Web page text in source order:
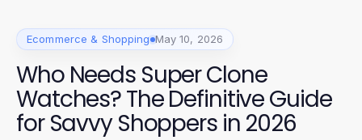
Ecommerce & Shopping May 10, 2026
Who Needs Super Clone
Watches? The Definitive Guide
for Savvy Shoppers in 2026